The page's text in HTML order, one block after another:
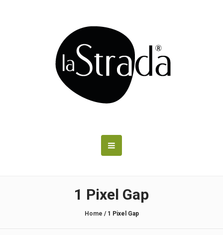
1 Pixel Gap
Home / 1 Pixel Gap